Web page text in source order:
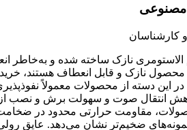
کارشناسان
الاستومری نازک ساخته شده و
این دسته از محصولات معمولاً
انتقال صوت و سهولت برش و نصب از
مقاومت حرارتی محدود در